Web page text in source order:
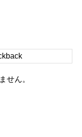
せん。